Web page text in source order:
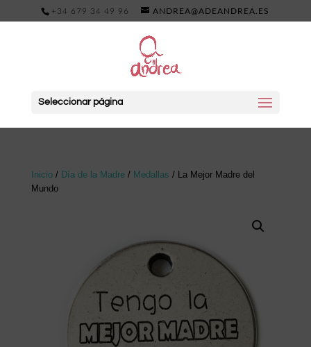
+34 679 34 49 96 ANDREA@ADEANDREA.ES
Seleccionar página
Inicio/ Día de la Madre/ Medallas / La Mejor Madre del
Mundo